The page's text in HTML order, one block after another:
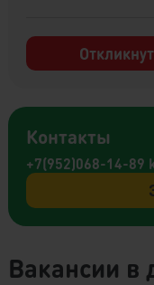
Контакты
+7(952)068-14-89
Вакансии в